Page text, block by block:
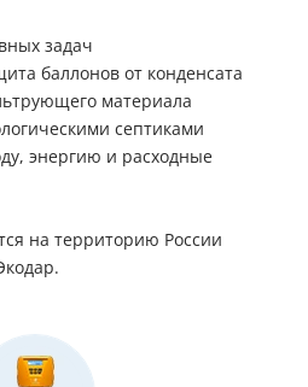
задач
баллонов от конденсата
материала
септиками
энергию и расходные
на территорию России